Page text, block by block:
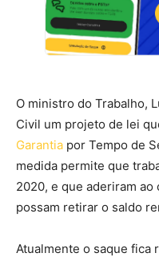
O ministro do Trabalho,
Civil um projeto de lei
Garantia por Tempo de
medida permite que
2020, e que aderiram ao
possam retirar o saldo
Atualmente o saque fica